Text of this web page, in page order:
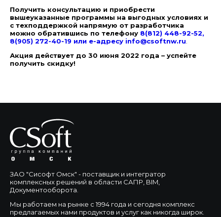
Получить консультацию и приобрести
вышеуказанные программы на выгодных условиях и
с техподдержкой напрямую от разработчика
можно обратившись по телефону 8(812) 448-92-52,
8(905) 272-40-19 или е-адресу info@csoftnw.ru.
Акция действует до 30 июня 2022 года – успейте
получить скидку!
ЗАО "Сисофт Омск" - поставщик и интегратор
комплексных решений в области САПР, BIM,
Документооборота.
Мы работаем на рынке с 1994 года и сегодня комплекс
предлагаемых нами продуктов и услуг как никогда широк.